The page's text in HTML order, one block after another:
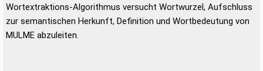
Wortextraktions-Algorithmus versucht Wortwurzel, Aufschluss
zur semantischen Herkunft, Definition und Wortbedeutung von
MULME abzuleiten.